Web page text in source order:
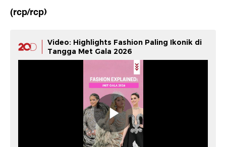
(rcp/rcp)
Video: Highlights Fashion Paling Ikonik di
Tangga Met Gala 2026